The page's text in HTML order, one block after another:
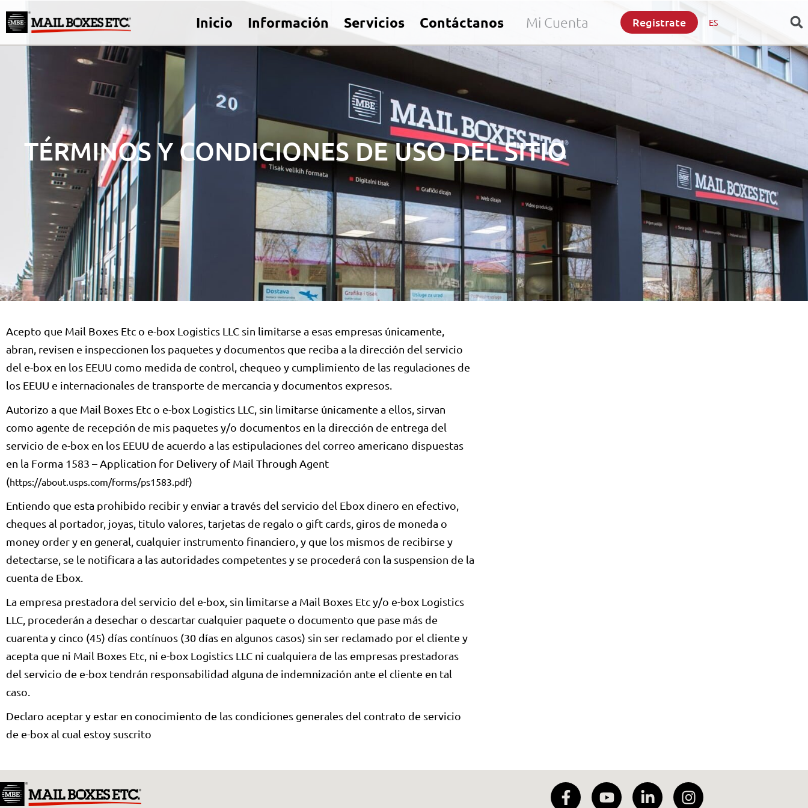
Inicio Información Servicios Contáctanos Mi Cuenta Registrate ES
TÉRMINOS Y CONDICIONES DE USO DEL SITIO
Acepto que Mail Boxes Etc o e-box Logistics LLC sin limitarse a esas empresas únicamente,
abran, revisen e inspeccionen los paquetes y documentos que reciba a la dirección del servicio
del e-box en los EEUU como medida de control, chequeo y cumplimiento de las regulaciones de
los EEUU e internacionales de transporte de mercancia y documentos expresos.
Autorizo a que Mail Boxes Etc o e-box Logistics LLC, sin limitarse únicamente a ellos, sirvan
como agente de recepción de mis paquetes y/o documentos en la dirección de entrega del
servicio de e-box en los EEUU de acuerdo a las estipulaciones del correo americano dispuestas
en la Forma 1583 – Application for Delivery of Mail Through Agent
(https://about.usps.com/forms/ps1583.pdf)
Entiendo que esta prohibido recibir y enviar a través del servicio del Ebox dinero en efectivo,
cheques al portador, joyas, titulo valores, tarjetas de regalo o gift cards, giros de moneda o
money order y en general, cualquier instrumento financiero, y que los mismos de recibirse y
detectarse, se le notificara a las autoridades competentes y se procederá con la suspension de la
cuenta de Ebox.
La empresa prestadora del servicio del e-box, sin limitarse a Mail Boxes Etc y/o e-box Logistics
LLC, procederán a desechar o descartar cualquier paquete o documento que pase más de
cuarenta y cinco (45) días contínuos (30 días en algunos casos) sin ser reclamado por el cliente y
acepta que ni Mail Boxes Etc, ni e-box Logistics LLC ni cualquiera de las empresas prestadoras
del servicio de e-box tendrán responsabilidad alguna de indemnización ante el cliente en tal
caso.
Declaro aceptar y estar en conocimiento de las condiciones generales del contrato de servicio
de e-box al cual estoy suscrito